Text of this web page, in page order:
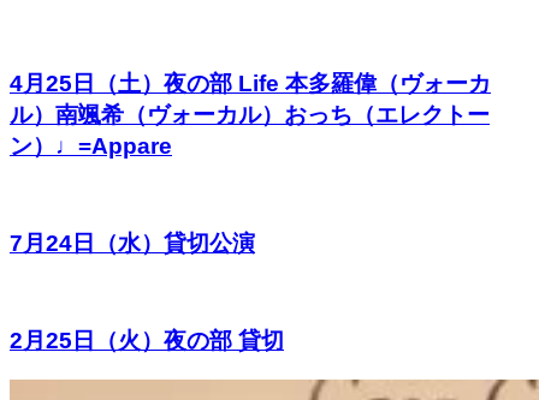
4月25日（土）夜の部 Life 本多羅偉（ヴォーカ
ル）南颯希（ヴォーカル）おっち（エレクトー
ン）♩=Appare
7月24日（水）貸切公演
2月25日（火）夜の部 貸切